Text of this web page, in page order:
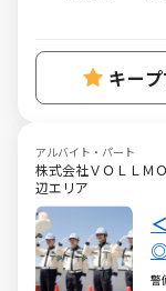
キー
アルバイト・パート
株式会社ＶＯＬＬＭ
辺エリア
警